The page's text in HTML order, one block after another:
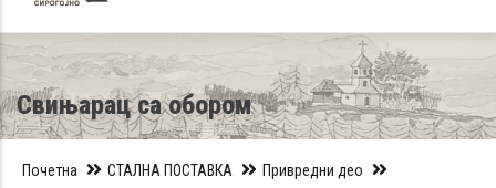
Свињарац са обором
Почетна СТАЛНА ПОСТАВКА
Привредни део